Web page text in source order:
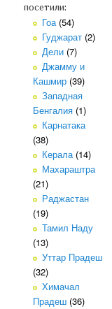
посетили:
Гоа(54)
Гуджарат (2)
Дели (7)
Джамму и
Кашмир (39)
Западная
Бенгалия (1)
Карнатака
(38)
Керала(14)
Махараштра
(21)
Раджастан
(19)
Тамил Наду
(13)
Уттар Прадеш
(32)
Химачал
Прадеш (36)